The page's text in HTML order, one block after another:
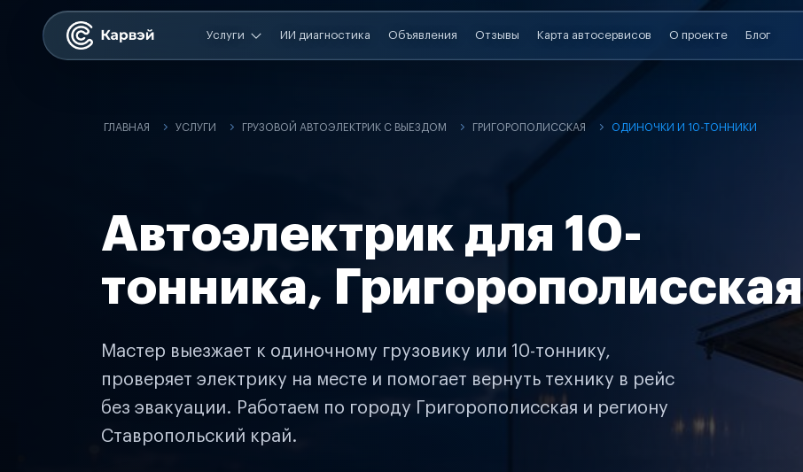
Услуги ИИ диагностика Объявления Отзывы Карта автосервисов О проекте Блог
ГЛАВНАЯ УСЛУГИ ГРУЗОВОЙ АВТОЭЛЕКТРИК С ВЫЕЗДОМ ГРИГОРОПОЛИССКАЯ ОДИНОЧКИ И 10-ТОННИКИ
Автоэлектрик для 10-
тонника, Григорополисская
Мастер выезжает к одиночному грузовику или 10-тоннику,
проверяет электрику на месте и помогает вернуть технику в рейс
без эвакуации. Работаем по городу Григорополисская и региону
Ставропольский край.